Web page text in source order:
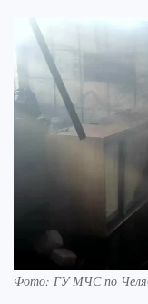
Фото: ГУ МЧС по